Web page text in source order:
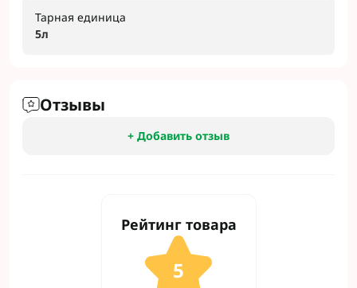
Тарная единица
5л
Отзывы
+ Добавить отзыв
Рейтинг товара
5